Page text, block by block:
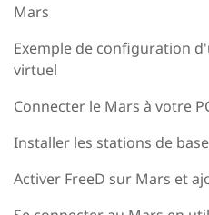
Mars
Exemple de configuration
virtuel
Connecter le Mars à votre
Installer les stations de base
Activer FreeD sur Mars et